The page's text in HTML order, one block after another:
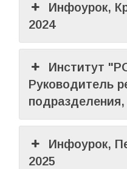
Инфоурок,
2024
Институт
Руководитель
подразделения,
Инфоурок,
2025